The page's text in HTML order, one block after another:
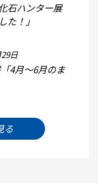
石ハンター展
た！」
日
4月～6月のま
る